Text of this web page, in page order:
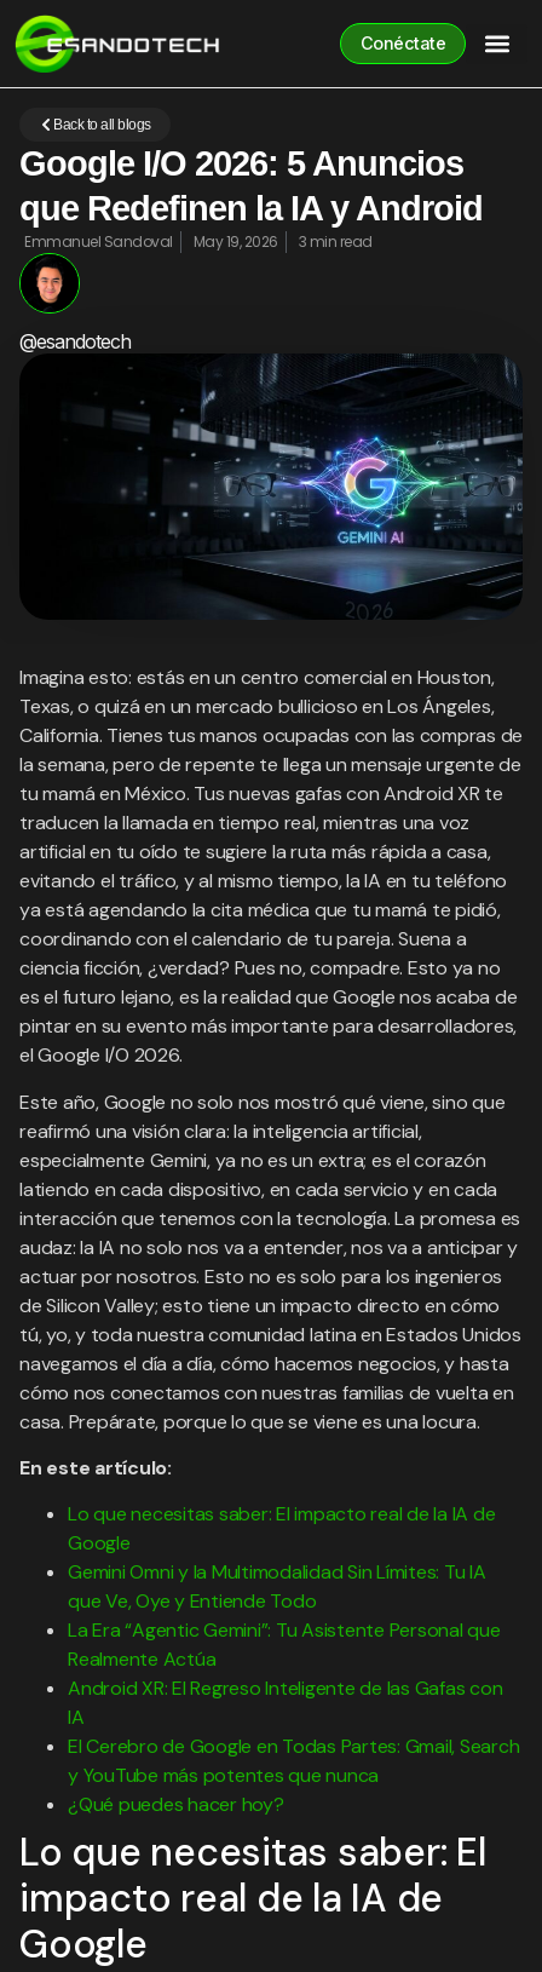
Conéctate
Back to all blogs
Google I/O 2026: 5 Anuncios
que Redefinen la IA y Android
Emmanuel Sandoval May 19, 2026 3 min read
@esandotech
Imagina esto: estás en un centro comercial en Houston,
Texas, o quizá en un mercado bullicioso en Los Ángeles,
California. Tienes tus manos ocupadas con las compras de
la semana, pero de repente te llega un mensaje urgente de
tu mamá en México. Tus nuevas gafas con Android XR te
traducen la llamada en tiempo real, mientras una voz
artificial en tu oído te sugiere la ruta más rápida a casa,
evitando el tráfico, y al mismo tiempo, la IA en tu teléfono
ya está agendando la cita médica que tu mamá te pidió,
coordinando con el calendario de tu pareja. Suena a
ciencia ficción, ¿verdad? Pues no, compadre. Esto ya no
es el futuro lejano, es la realidad que Google nos acaba de
pintar en su evento más importante para desarrolladores,
el Google I/O 2026.
Este año, Google no solo nos mostró qué viene, sino que
reafirmó una visión clara: la inteligencia artificial,
especialmente Gemini, ya no es un extra; es el corazón
latiendo en cada dispositivo, en cada servicio y en cada
interacción que tenemos con la tecnología. La promesa es
audaz: la IA no solo nos va a entender, nos va a anticipar y
actuar por nosotros. Esto no es solo para los ingenieros
de Silicon Valley; esto tiene un impacto directo en cómo
tú, yo, y toda nuestra comunidad latina en Estados Unidos
navegamos el día a día, cómo hacemos negocios, y hasta
cómo nos conectamos con nuestras familias de vuelta en
casa. Prepárate, porque lo que se viene es una locura.
En este artículo:
Lo que necesitas saber: El impacto real de la IA de
Google
Gemini Omni y la Multimodalidad Sin Límites: Tu IA
que Ve, Oye y Entiende Todo
La Era “Agentic Gemini”: Tu Asistente Personal que
Realmente Actúa
Android XR: El Regreso Inteligente de las Gafas con
IA
El Cerebro de Google en Todas Partes: Gmail, Search
y YouTube más potentes que nunca
¿Qué puedes hacer hoy?
Lo que necesitas saber: El
impacto real de la IA de
Google